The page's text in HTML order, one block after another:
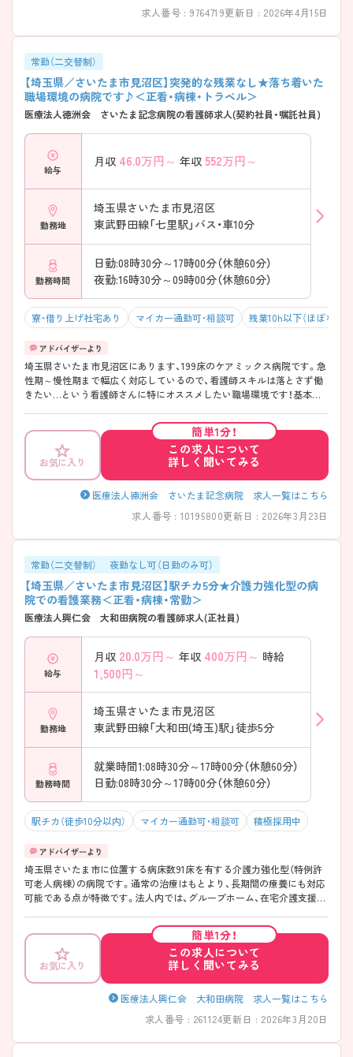
求人番号 : 9764719更新日 : 2026年4月15日
常勤（二交替制）
【埼玉県／さいたま市見沼区】突発的な残業なし★落ち着いた
職場環境の病院です♪＜正看・病棟・トラベル＞
医療法人徳洲会 さいたま記念病院の看護師求人(契約社員・嘱託社員)
給与
月収 46.0万円～ 年収 552万円～
勤務地
埼玉県さいたま市見沼区
東武野田線「七里駅」バス・車10分
勤務時間
日勤:08時30分～17時00分（休憩60分）
夜勤:16時30分～09時00分（休憩60分）
寮・借り上げ社宅あり マイカー通勤可・相談可 残業10h以下（ほぼなし）
埼玉県さいたま市見沼区にあります、199床のケアミックス病院です。急
性期～慢性期まで幅広く対応しているので、看護師スキルは落とさず働
きたい…という看護師さんに特にオススメしたい職場環境です！基本的
力の1つ！教育体制の充実化をはじめ、定着して働いてもらえるようにと、
人事部の方も試行錯誤をされながら、職場改革に取り組んでいます◎ ご
興味おありの方は是非お問い合わせくださいませ♪
お気に入り
簡単1分！
この求人について
詳しく聞いてみる
医療法人徳洲会 さいたま記念病院 求人一覧はこちら
求人番号 : 10195800更新日 : 2026年3月23日
常勤（二交替制） 夜勤なし可（日勤のみ可）
【埼玉県／さいたま市見沼区】駅チカ5分★介護力強化型の病
院での看護業務＜正看・病棟・常勤＞
医療法人興仁会 大和田病院の看護師求人(正社員)
給与
月収 20.0万円～ 年収 400万円～ 時給
1,500円～
勤務地
埼玉県さいたま市見沼区
東武野田線「大和田(埼玉)駅」徒歩5分
勤務時間
就業時間1:08時30分～17時00分（休憩60分）
日勤:08時30分～17時00分（休憩60分）
駅チカ（徒歩10分以内） マイカー通勤可・相談可 積極採用中
埼玉県さいたま市に位置する病床数91床を有する介護力強化型（特例許
可老人病棟）の病院です。通常の治療はもとより、長期間の療養にも対応
可能である点が特徴です。法人内では、グループホーム、在宅介護支援セ
駅より徒歩5分、マイカーでの通勤も可能ですので通勤にとても便利で
す。准看護師の方、日勤常勤の方でも紹介可能です。 ご興味ある方には、
面接対策ポイントなど、さらに詳細をお話しいたしますのでお気軽にご
相談ください。
お気に入り
簡単1分！
この求人について
詳しく聞いてみる
医療法人興仁会 大和田病院 求人一覧はこちら
求人番号 : 261124更新日 : 2026年3月20日